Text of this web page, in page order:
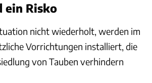
ein Risko
nicht wiederholt, werden im
Vorrichtungen installiert, die
von Tauben verhindern